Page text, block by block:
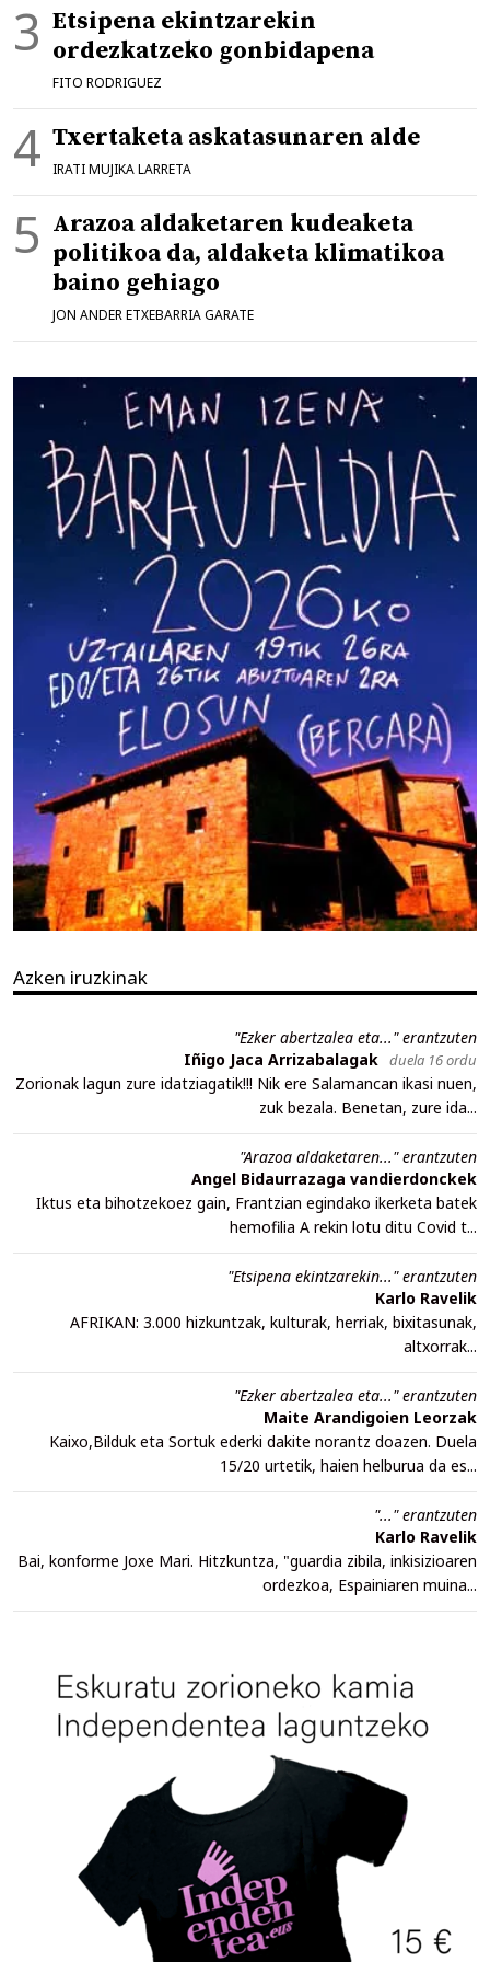
Etsipena ekintzarekin
ordezkatzeko gonbidapena
FITO RODRIGUEZ
Txertaketa askatasunaren alde
IRATI MUJIKA LARRETA
Arazoa aldaketaren kudeaketa
politikoa da, aldaketa klimatikoa
baino gehiago
JON ANDER ETXEBARRIA GARATE
Azken iruzkinak
"Ezker abertzalea eta..." erantzuten
Iñigo Jaca Arrizabalagak duela 16 ordu
Zorionak lagun zure idatziagatik!!! Nik ere Salamancan ikasi nuen,
zuk bezala. Benetan, zure ida...
"Arazoa aldaketaren..." erantzuten
Angel Bidaurrazaga vandierdonckek
Iktus eta bihotzekoez gain, Frantzian egindako ikerketa batek
hemofilia A rekin lotu ditu Covid t...
"Etsipena ekintzarekin..." erantzuten
Karlo Ravelik
AFRIKAN: 3.000 hizkuntzak, kulturak, herriak, bixitasunak,
altxorrak...
"Ezker abertzalea eta..." erantzuten
Maite Arandigoien Leorzak
Kaixo,Bilduk eta Sortuk ederki dakite norantz doazen. Duela
15/20 urtetik, haien helburua da es...
"..." erantzuten
Karlo Ravelik
Bai, konforme Joxe Mari. Hitzkuntza, "guardia zibila, inkisizioaren
ordezkoa, Espainiaren muina...